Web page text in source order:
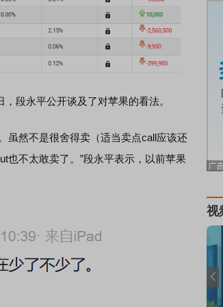
段永平公开谈及了对苹果的看法。
然不是很舍得卖（适当卖点call应该还
也不太敢卖了。”段永平表示，以前苹果
视